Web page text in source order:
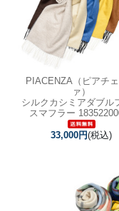
PIACENZA（ピアチ
ァ）
シルクカシミアダブル
スマフラー
33,000円(税込)